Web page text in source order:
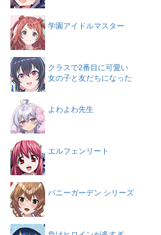
学園アイドルマスター
クラスで2番目に可愛い
女の子と友だちになった
よわよわ先生
エルフェンリート
バニーガーデン シリーズ